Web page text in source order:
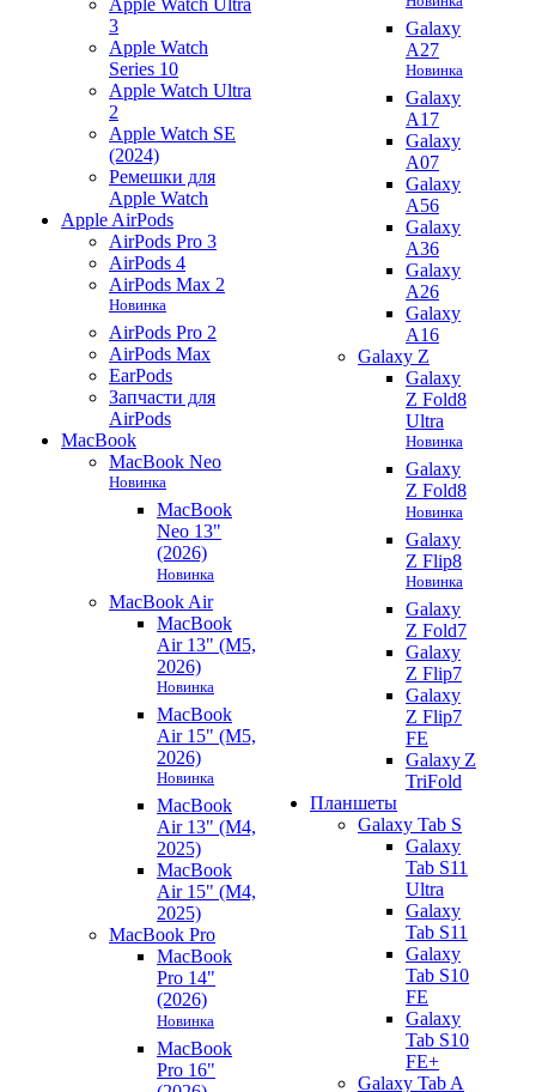
3
Apple Watch
Series 10
Apple Watch Ultra
2
Apple Watch SE
(2024)
Ремешки для
Apple Watch
Apple AirPods
AirPods Pro 3
AirPods 4
AirPods Max 2
Новинка
AirPods Pro 2
AirPods Max
EarPods
Запчасти для
AirPods
MacBook
MacBook Neo
Новинка
MacBook
Neo 13"
(2026)
Новинка
MacBook Air
MacBook
Air 13" (M5,
2026)
Новинка
MacBook
Air 15" (M5,
2026)
Новинка
MacBook
Air 13" (M4,
2025)
MacBook
Air 15" (M4,
2025)
MacBook Pro
MacBook
Pro 14"
(2026)
Новинка
MacBook
Pro 16"
Galaxy
A27
Новинка
Galaxy
A17
Galaxy
A07
Galaxy
A56
Galaxy
A36
Galaxy
A26
Galaxy
A16
Galaxy Z
Galaxy
Z Fold8
Ultra
Новинка
Galaxy
Z Fold8
Новинка
Galaxy
Z Flip8
Новинка
Galaxy
Z Fold7
Galaxy
Z Flip7
Galaxy
Z Flip7
FE
Galaxy Z
TriFold
Планшеты
Galaxy Tab S
Galaxy
Tab S11
Ultra
Galaxy
Tab S11
Galaxy
Tab S10
FE
Galaxy
Tab S10
FE+
Galaxy Tab A